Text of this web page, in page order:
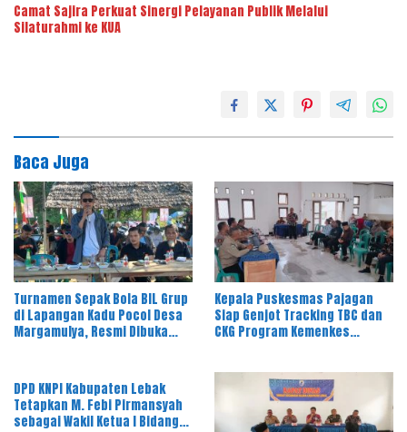
Camat Sajira Perkuat Sinergi Pelayanan Publik Melalui
Silaturahmi ke KUA
Baca Juga
Turnamen Sepak Bola BIL Grup
di Lapangan Kadu Pocol Desa
Margamulya, Resmi Dibuka
Kepala Puskesmas Pajagan
Siap Genjot Tracking TBC dan
CKG Program Kemenkes
DPD KNPI Kabupaten Lebak
Tetapkan M. Febi Pirmansyah
sebagai Wakil Ketua I Bidang